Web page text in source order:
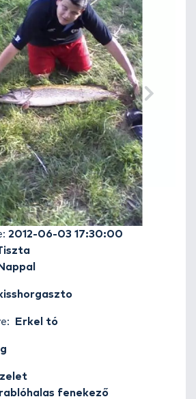
2012-06-03 17:30:00
Nappal
kisshorgaszto
Erkel tó
rablóhalas fenekező